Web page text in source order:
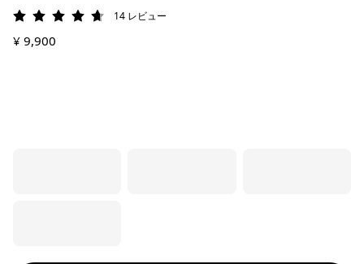
評価: 4.7 / 5
14 レビュー
¥ 9,900